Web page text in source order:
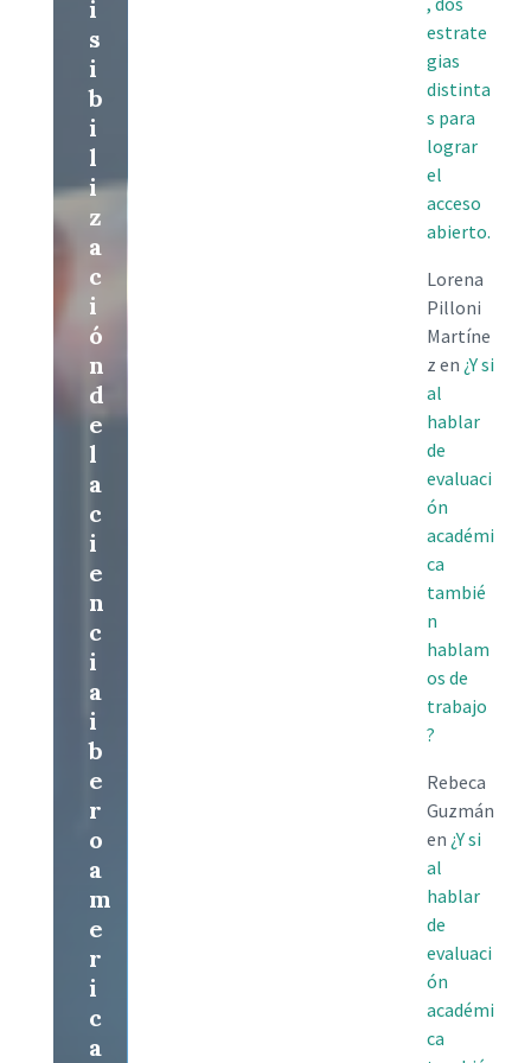
i
s
i
b
i
l
i
z
a
c
i
ó
n
d
e
l
a
c
i
e
n
c
i
a
i
b
e
r
o
a
m
e
r
i
c
a
estrate
gias
distinta
s para
lograr
el
acceso
abierto.
Lorena
Pilloni
Martíne
z en ¿Y si
al
hablar
de
evaluaci
ón
académi
ca
tambié
n
hablam
os de
trabajo
?
Rebeca
Guzmán
en ¿Y si
al
hablar
de
evaluaci
ón
académi
ca